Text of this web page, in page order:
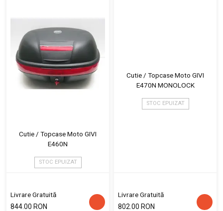
Cutie / Topcase Moto GIVI
E460N
STOC EPUIZAT
Livrare Gratuită
844.00 RON
Cutie / Topcase Moto GIVI
E470N MONOLOCK
STOC EPUIZAT
Livrare Gratuită
802.00 RON